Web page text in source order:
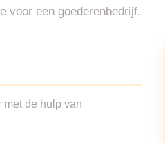
voor een goederenbedrijf.
de hulp van